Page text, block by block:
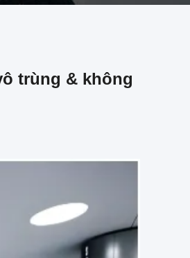
trùng & không